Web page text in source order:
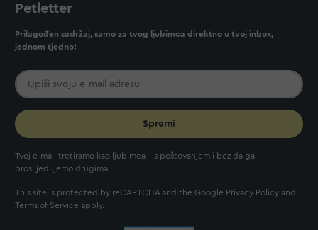
Petletter
Prilagođen sadržaj, samo za tvog ljubimca direktno u tvoj inbox,
jednom tjedno!
Spremi
Tvoj e-mail tretiramo kao ljubimca - s poštovanjem i bez da ga
proslijeđujemo drugima.
This site is protected by reCAPTCHA and the Google Privacy Policy and
Terms of Service apply.